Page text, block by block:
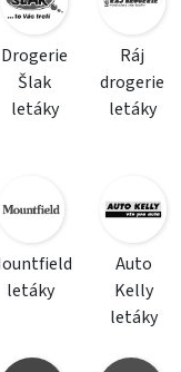
Drogerie
Šlak
letáky
Ráj
drogerie
letáky
letáky
Auto
Kelly
letáky